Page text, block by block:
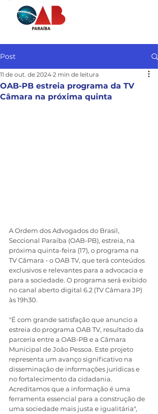
Post
OAB-PB estreia programa da TV
Câmara na próxima quinta
11 de out. de 2024 2 min de leitura
A Ordem dos Advogados do Brasil,
Seccional Paraíba (OAB-PB), estreia, na
próxima quinta-feira (17), o programa na
TV Câmara - o OAB TV, que terá conteúdos
exclusivos e relevantes para a advocacia e
para a sociedade. O programa será exibido
no canal aberto digital 6.2 (TV Câmara JP)
às 19h30.
"É com grande satisfação que anuncio a
estreia do programa OAB TV, resultado da
parceria entre a OAB-PB e a Câmara
Municipal de João Pessoa. Este projeto
representa um avanço significativo na
disseminação de informações jurídicas e
no fortalecimento da cidadania.
Acreditamos que a informação é uma
ferramenta essencial para a construção de
uma sociedade mais justa e igualitária",